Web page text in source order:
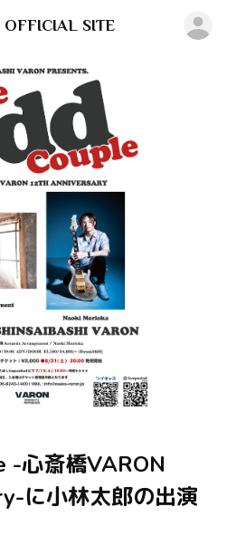
SITE
心斎橋VARON
に小林太郎の出演